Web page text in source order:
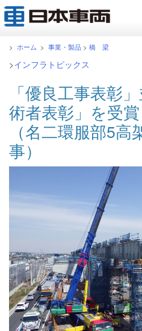
> ホーム > 事業・製品 > 橋 梁
>インフラトピックス
「優良工事表彰
術者表彰」を受賞
（名二環服部5
事）